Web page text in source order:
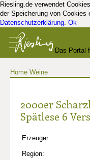
Riesling.de verwendet
der Speicherung von Cookies
Datenschutzerklärung. Ok
Das Portal
Home Weine
2000er
Spätlese 6
Erzeuger:
Region: